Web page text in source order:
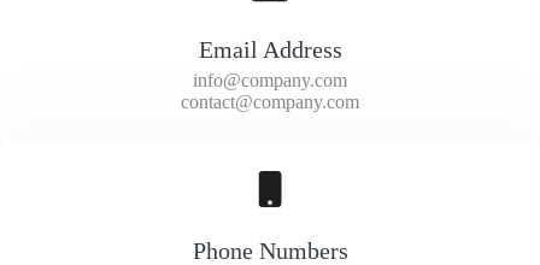
Email Address
info@company.com
contact@company.com
Phone Numbers